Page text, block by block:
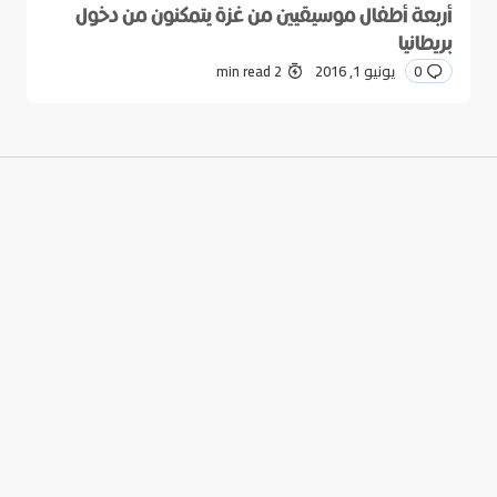
أربعة أطفال موسيقيين من غزة يتمكنون من دخول
بريطانيا
0 يونيو 1, 2016 2 min read